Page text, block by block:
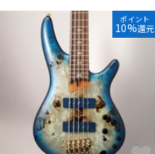
ポイント
10%還元